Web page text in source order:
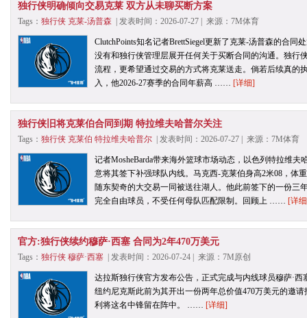
独行侠明确倾向交易克莱 双方从未聊买断方案
Tags： 独行侠 克莱-汤普森 | 发表时间：2026-07-27 | 来源：7M体育
ClutchPoints知名记者BrettSiegel更新了克莱-汤普森的合
没有和独行侠管理层展开任何关于买断合同的沟通。独行
流程，更希望通过交易的方式将克莱送走。倘若后续真的
入，他2026-27赛季的合同年薪高 …… [详细]
独行侠旧将克莱伯合同到期 特拉维夫哈普尔关注
Tags： 独行侠 克莱伯 特拉维夫哈普尔 | 发表时间：2026-07-27 | 来源：7M体育
记者MosheBarda带来海外篮球市场动态，以色列特拉维
意将其签下补强球队内线。马克西-克莱伯身高2米08，体
随东契奇的大交易一同被送往湖人。他此前签下的一份三
完全自由球员，不受任何母队匹配限制。回顾上 …… [详
官方:独行侠续约穆萨·西塞 合同为2年470万美元
Tags： 独行侠 穆萨·西塞 | 发表时间：2026-07-24 | 来源：7M原创
达拉斯独行侠官方发布公告，正式完成与内线球员穆萨·
纽约尼克斯此前为其开出一份两年总价值470万美元的邀
利将这名中锋留在阵中。 …… [详细]